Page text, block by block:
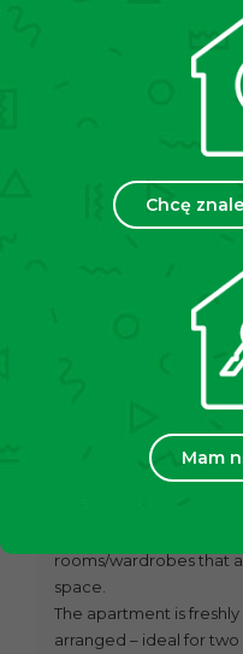
Chcę
Mam
70 m² Apartment
– Fryderyka
Kraków,
3300 PLN per
administrative fee +
2nd floor in a 4-
Apartment
Bright and functional
70 m² for rent, located
Park Krakowski.
The apartment consists
rooms/wardrobes that
space.
The apartment is
arranged – ideal for